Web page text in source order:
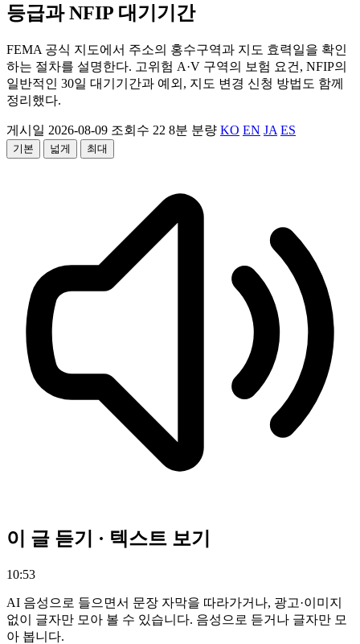
등급과 NFIP 대기기간
FEMA 공식 지도에서 주소의 홍수구역과 지도 효력일을 확인
하는 절차를 설명한다. 고위험 A·V 구역의 보험 요건, NFIP의
일반적인 30일 대기기간과 예외, 지도 변경 신청 방법도 함께
정리했다.
게시일 2026-08-09 조회수 22 8분 분량 KO EN JA ES
기본 넓게 최대
이 글 듣기 · 텍스트 보기
10:53
AI 음성으로 들으면서 문장 자막을 따라가거나, 광고·이미지
없이 글자만 모아 볼 수 있습니다. 음성으로 듣거나 글자만 모
아 봅니다.